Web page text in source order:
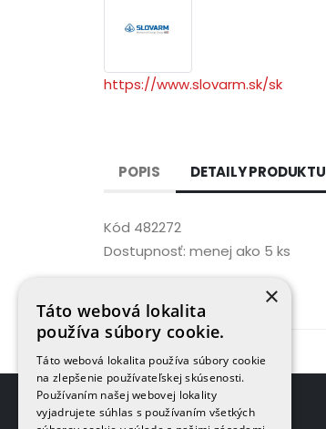
https://www.slovarm.sk/sk
POPIS DETAILY PRODUKTU
Kód 482272
Dostupnosť: menej ako 5 ks
×
Táto webová lokalita
používa súbory cookie.
Táto webová lokalita používa súbory cookie
na zlepšenie používateľskej skúsenosti.
Používaním našej webovej lokality
vyjadrujete súhlas s používaním všetkých